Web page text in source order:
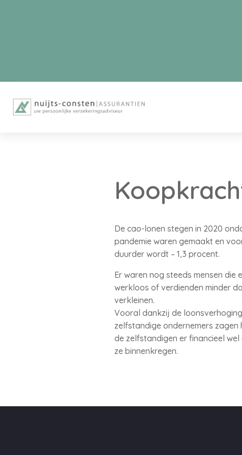
De cao-lonen stegen in 2020
pandemie waren gemaakt en
duurder wordt – 1,3 procent.
Er waren nog steeds mensen
werkloos of verdienden minder
verkleinen.
Vooral dankzij de
zelfstandige ondernemers
de zelfstandigen er financieel
ze binnenkregen.